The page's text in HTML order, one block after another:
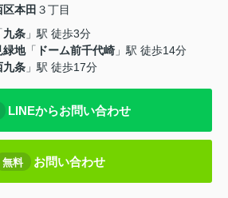
区本田 ３丁目
九条 」駅 徒歩3分
緑地「 ドーム前千代崎 」駅 徒歩14分
九条 」駅 徒歩17分
LINEからお問い合わせ
無料 お問い合わせ